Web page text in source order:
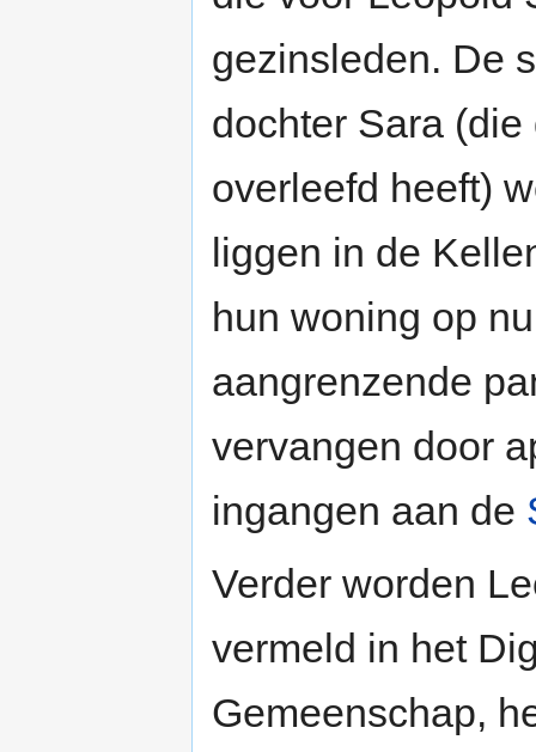
gezinsleden. De
dochter Sara (die
overleefd heeft)
liggen in de
hun woning op
aangrenzende
vervangen door
ingangen aan de
Verder worden
vermeld in het
Gemeenschap,